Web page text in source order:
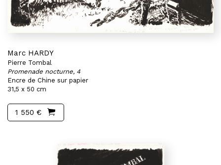
Marc HARDY
Pierre Tombal
Promenade nocturne, 4
Encre de Chine sur papier
31,5 x 50 cm
1 550 €